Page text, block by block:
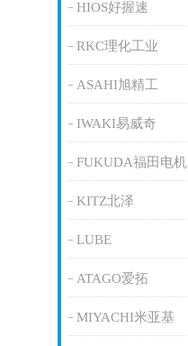
HIOS好握速
RKC理化工业
ASAHI旭精工
IWAKI易威奇
FUKUDA福田电机
KITZ北泽
LUBE
ATAGO爱拓
MIYACHI米亚基